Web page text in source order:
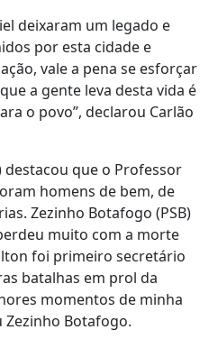
deixaram um legado e
por esta cidade e
vale a pena se esforçar
a gente leva desta vida é
o povo”, declarou Carlão
destacou que o Professor
homens de bem, de
Zezinho Botafogo (PSB)
muito com a morte
foi primeiro secretário
batalhas em prol da
momentos de minha
Zezinho Botafogo.